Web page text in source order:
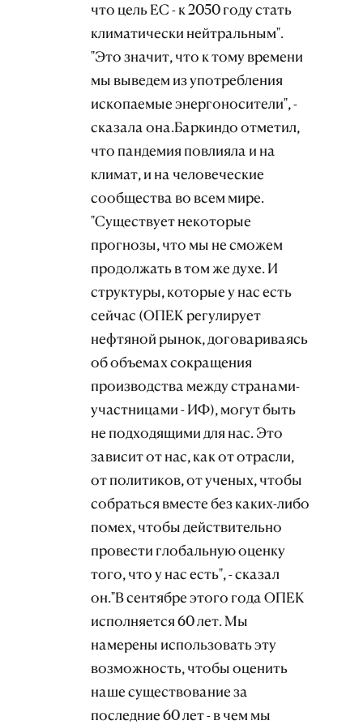
что цель ЕС - к 2050 году стать
климатически нейтральным".
"Это значит, что к тому времени
мы выведем из употребления
ископаемые энергоносители", -
сказала она.Баркиндо отметил,
что пандемия повлияла и на
климат, и на человеческие
сообщества во всем мире.
"Существует некоторые
прогнозы, что мы не сможем
продолжать в том же духе. И
структуры, которые у нас есть
сейчас (ОПЕК регулирует
нефтяной рынок, договариваясь
об объемах сокращения
производства между странами-
участницами - ИФ), могут быть
не подходящими для нас. Это
зависит от нас, как от отрасли,
от политиков, от ученых, чтобы
собраться вместе без каких-либо
помех, чтобы действительно
провести глобальную оценку
того, что у нас есть", - сказал
он."В сентябре этого года ОПЕК
исполняется 60 лет. Мы
намерены использовать эту
возможность, чтобы оценить
наше существование за
последние 60 лет - в чем мы